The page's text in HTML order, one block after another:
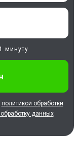
минуту
политикой обработки
данных